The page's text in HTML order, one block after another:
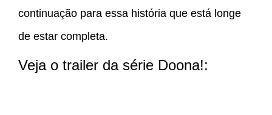
continuação para essa história que está longe
de estar completa.
Veja o trailer da série Doona!: